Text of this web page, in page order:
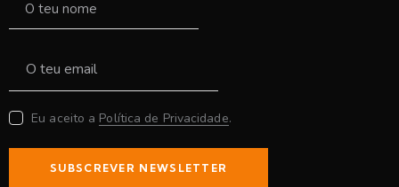
Eu aceito a Política de Privacidade.
SUBSCREVER NEWSLETTER